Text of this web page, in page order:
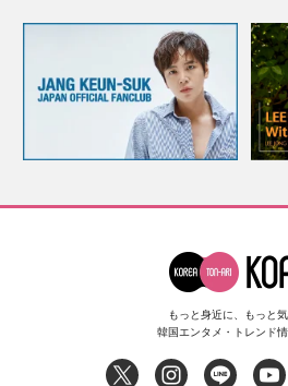
もっと身近に、もっと気
韓国エンタメ・トレンド